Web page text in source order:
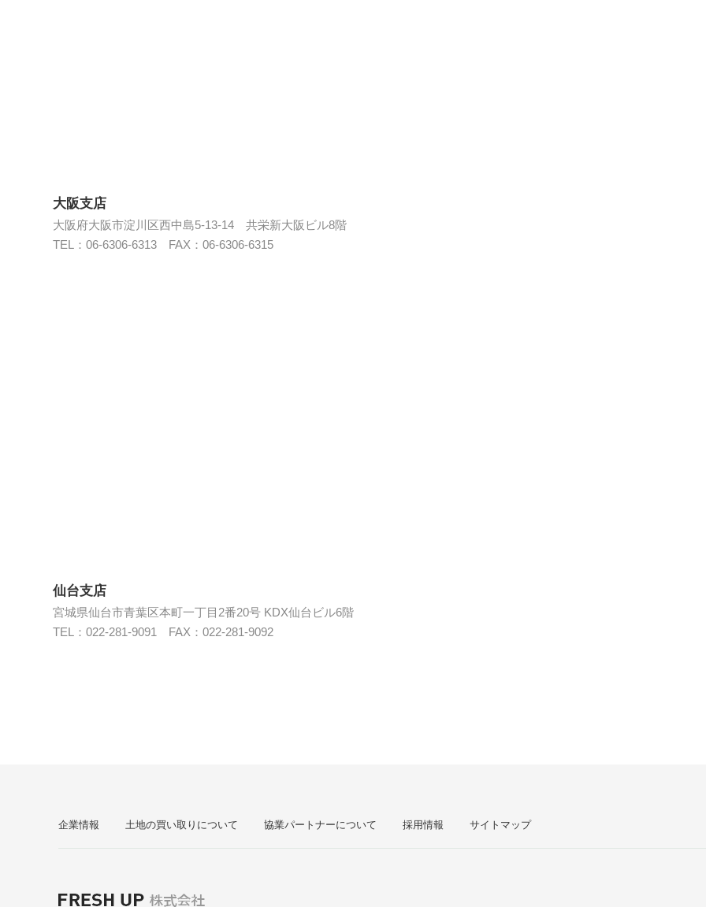
大阪支店
大阪府大阪市淀川区西中島5-13-14 共栄新大阪ビル8階
TEL：06-6306-6313 FAX：06-6306-6315
仙台支店
宮城県仙台市青葉区本町一丁目2番20号 KDX仙台ビル6階
TEL：022-281-9091 FAX：022-281-9092
企業情報 土地の買い取りについて 協業パートナーについて 採用情報 サイトマップ